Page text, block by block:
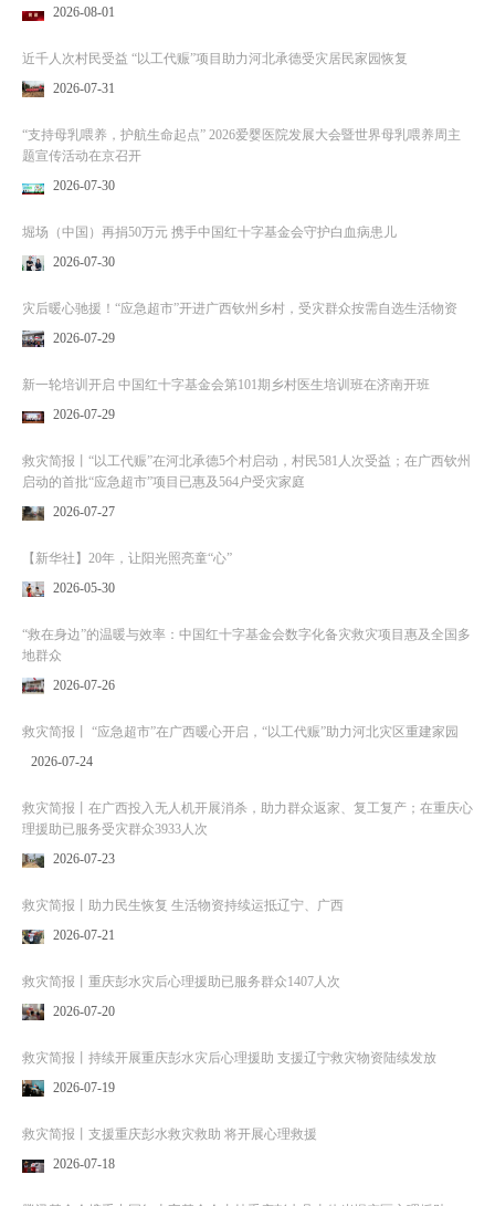
2026-08-01
近千人次村民受益 “以工代赈”项目助力河北承德受灾居民家园恢复
2026-07-31
“支持母乳喂养，护航生命起点” 2026爱婴医院发展大会暨世界母乳喂养周主
题宣传活动在京召开
2026-07-30
堀场（中国）再捐50万元 携手中国红十字基金会守护白血病患儿
2026-07-30
灾后暖心驰援！“应急超市”开进广西钦州乡村，受灾群众按需自选生活物资
2026-07-29
新一轮培训开启 中国红十字基金会第101期乡村医生培训班在济南开班
2026-07-29
救灾简报丨“以工代赈”在河北承德5个村启动，村民581人次受益；在广西钦州
启动的首批“应急超市”项目已惠及564户受灾家庭
2026-07-27
【新华社】20年，让阳光照亮童“心”
2026-05-30
“救在身边”的温暖与效率：中国红十字基金会数字化备灾救灾项目惠及全国多
地群众
2026-07-26
救灾简报丨 “应急超市”在广西暖心开启，“以工代赈”助力河北灾区重建家园
2026-07-24
救灾简报丨在广西投入无人机开展消杀，助力群众返家、复工复产；在重庆心
理援助已服务受灾群众3933人次
2026-07-23
救灾简报丨助力民生恢复 生活物资持续运抵辽宁、广西
2026-07-21
救灾简报丨重庆彭水灾后心理援助已服务群众1407人次
2026-07-20
救灾简报丨持续开展重庆彭水灾后心理援助 支援辽宁救灾物资陆续发放
2026-07-19
救灾简报丨支援重庆彭水救灾救助 将开展心理救援
2026-07-18